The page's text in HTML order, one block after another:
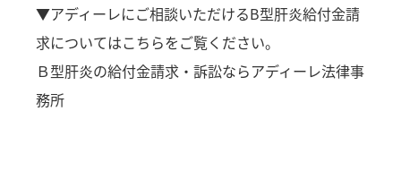
▼アディーレにご相談いただけるB型肝炎給付金請
求についてはこちらをご覧ください。
Ｂ型肝炎の給付金請求・訴訟ならアディーレ法律事
務所